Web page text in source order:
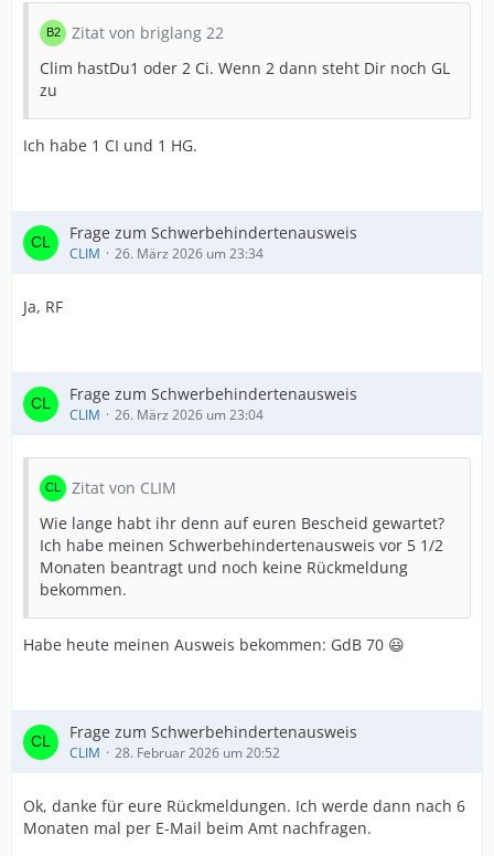
Zitat von briglang 22
Clim hastDu1 oder 2 Ci. Wenn 2 dann steht Dir noch GL
zu
Ich habe 1 CI und 1 HG.
Frage zum Schwerbehindertenausweis
CLIM 26. März 2026 um 23:34
Ja, RF
Frage zum Schwerbehindertenausweis
CLIM 26. März 2026 um 23:04
Zitat von CLIM
Wie lange habt ihr denn auf euren Bescheid gewartet?
Ich habe meinen Schwerbehindertenausweis vor 5 1/2
Monaten beantragt und noch keine Rückmeldung
bekommen.
Habe heute meinen Ausweis bekommen: GdB 70 😃
Frage zum Schwerbehindertenausweis
CLIM 28. Februar 2026 um 20:52
Ok, danke für eure Rückmeldungen. Ich werde dann nach 6
Monaten mal per E-Mail beim Amt nachfragen.